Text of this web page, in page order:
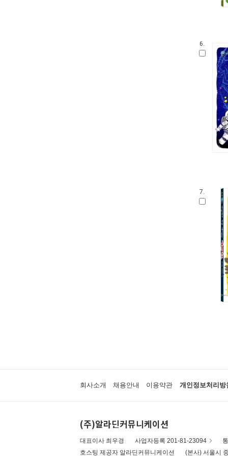
6.
7.
회사소개 채용안내 이용약관 개인정보처리방
(주)알라딘커뮤니케이션
대표이사 최우경 사업자등록 201-81-23094
호스팅 제공자 알라딘커뮤니케이션
(본사) 서울시